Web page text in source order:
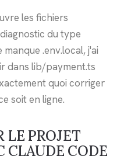
les fichiers
du type
.env.local, j'ai
dans lib/payment.ts
quoi corriger
soit en ligne.
LE PROJET
CLAUDE CODE